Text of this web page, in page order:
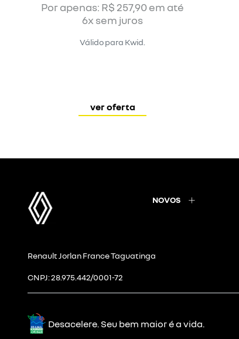
Por apenas: R$ 257,90 em até
6x sem juros
Válido para Kwid.
ver oferta
NOVOS
Renault Jorlan France Taguatinga
CNPJ: 28.975.442/0001-72
Desacelere. Seu bem maior é a vida.